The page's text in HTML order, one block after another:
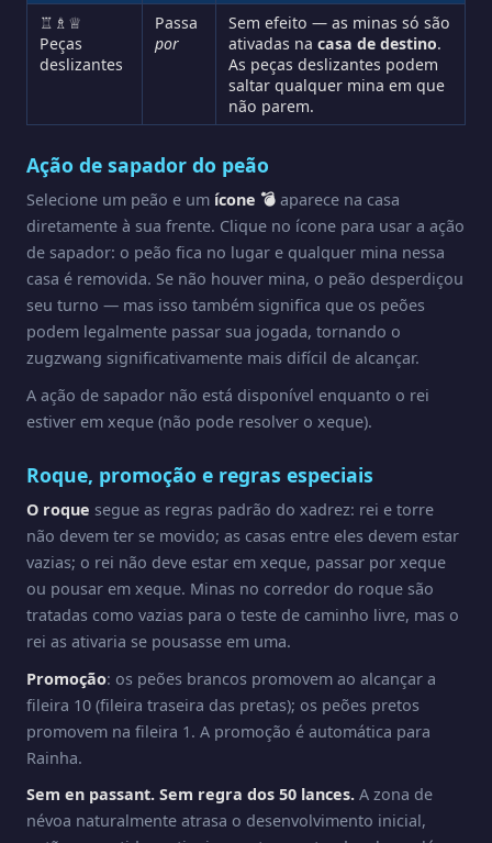
♖♗♕
Peças
deslizantes
Passa
por
Sem efeito — as minas só são
ativadas nacasa de destino.
As peças deslizantes podem
saltar qualquer mina em que
não parem.
Ação de sapador do peão
Selecione um peão e um ícone 💣 aparece na casa
diretamente à sua frente. Clique no ícone para usar a ação
de sapador: o peão fica no lugar e qualquer mina nessa
casa é removida. Se não houver mina, o peão desperdiçou
seu turno — mas isso também significa que os peões
podem legalmente passar sua jogada, tornando o
zugzwang significativamente mais difícil de alcançar.
A ação de sapador não está disponível enquanto o rei
estiver em xeque (não pode resolver o xeque).
Roque, promoção e regras especiais
O roque segue as regras padrão do xadrez: rei e torre
não devem ter se movido; as casas entre eles devem estar
vazias; o rei não deve estar em xeque, passar por xeque
ou pousar em xeque. Minas no corredor do roque são
tratadas como vazias para o teste de caminho livre, mas o
rei as ativaria se pousasse em uma.
Promoção: os peões brancos promovem ao alcançar a
fileira 10 (fileira traseira das pretas); os peões pretos
promovem na fileira 1. A promoção é automática para
Rainha.
Sem en passant. Sem regra dos 50 lances. A zona de
névoa naturalmente atrasa o desenvolvimento inicial,